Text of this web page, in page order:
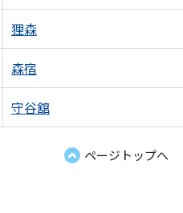
狸森
森宿
守谷舘
ページトップへ